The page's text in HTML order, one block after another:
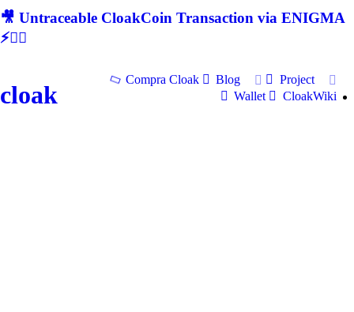
🎥 Untraceable CloakCoin Transaction via ENIGMA
⚡🕵‍♂
cloak
Compra Cloak Blog
Project
Wallet
CloakWiki